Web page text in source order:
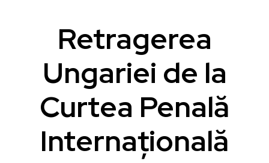
Retragerea
Ungariei de la
Curtea Penală
Internațională